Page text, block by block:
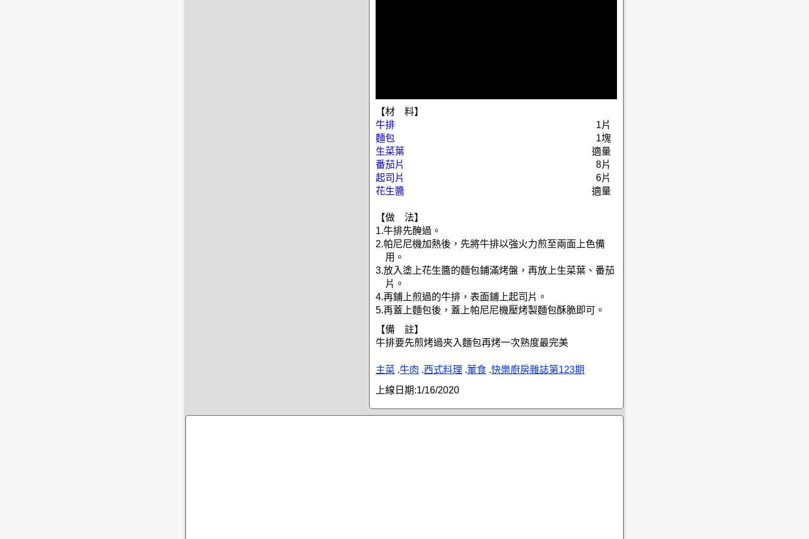
【材 料】
牛排
1片
麵包
1塊
生菜葉
適量
番茄片
8片
起司片
6片
花生醬
適量
【做 法】
1.牛排先醃過。
2.帕尼尼機加熱後，先將牛排以強火力煎至兩面上色備
用。
3.放入塗上花生醬的麵包鋪滿烤盤，再放上生菜葉、番茄
片。
4.再鋪上煎過的牛排，表面鋪上起司片。
5.再蓋上麵包後，蓋上帕尼尼機壓烤製麵包酥脆即可。
【備 註】
牛排要先煎烤過夾入麵包再烤一次熟度最完美
主菜 .牛肉 .西式料理 .葷食 .快樂廚房雜誌第123期
上線日期:1/16/2020